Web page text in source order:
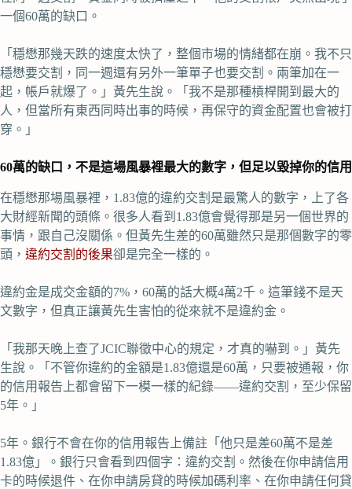
一個60萬的缺口。
「穩懋那幾天跌的速度太快了，整個市場的情緒都在崩。我不只
穩懋要交割，同一週還有另外一筆單子也要交割。兩筆加在一
起，帳戶就爆了。」黃先生說。「我不是那種槓桿開到最大的
人，但當所有東西同時出事的時候，再保守的資金配置也會被打
穿。」
60萬的缺口，不是這場風暴裡最大的數字，但足以毀掉你的信用
在穩懋那場風暴裡，1.83億的違約交割是最驚人的數字，上了各
大財經新聞的頭條。很多人看到1.83億會覺得那是另一個世界的
事情，跟自己沒關係。但黃先生差的60萬雖然只是那個數字的零
頭， 違約交割的後果卻是完全一樣的。
違約金是成交金額的7%，60萬的話大概4萬2千。這筆錢不是天
文數字，但真正讓黃先生害怕的從來就不是違約金。
「我那天晚上查了JCIC聯徵中心的規定，才真的嚇到。」黃先
生說。「不管你違約的金額是1.83億還是60萬，只要被通報，你
的信用報告上都會留下一模一樣的紀錄——違約交割，至少保留
5年。」
5年。銀行不會在你的信用報告上備註「他只是差60萬不是差
1.83億」。銀行只會看到四個字：違約交割。然後在你申請信用
卡的時候退件、在你申請房貸的時候加碼利率、在你申請任何貸